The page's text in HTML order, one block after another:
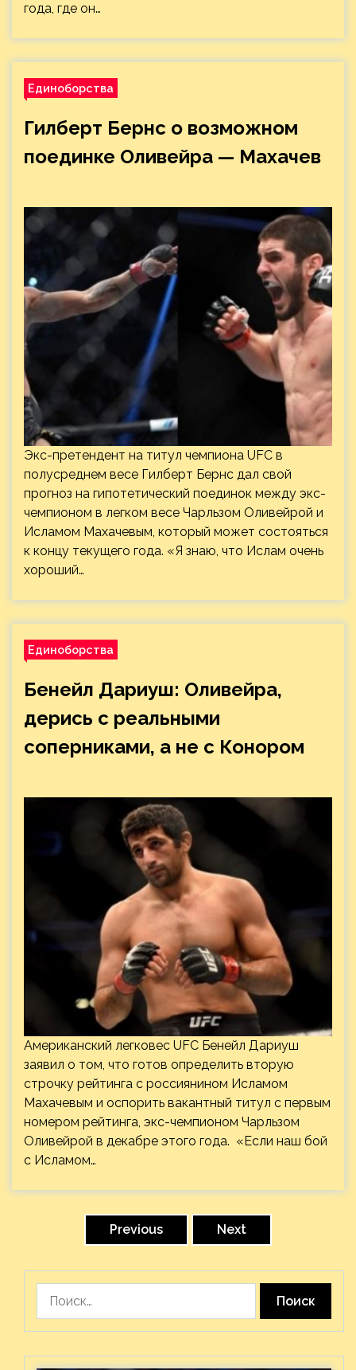
года, где он…
Единоборства
Гилберт Бернс о возможном
поединке Оливейра — Махачев
Экс-претендент на титул чемпиона UFC в
полусреднем весе Гилберт Бернс дал свой
прогноз на гипотетический поединок между экс-
чемпионом в легком весе Чарльзом Оливейрой и
Исламом Махачевым, который может состояться
к концу текущего года. «Я знаю, что Ислам очень
хороший…
Единоборства
Бенейл Дариуш: Оливейра,
дерись с реальными
соперниками, а не с Конором
Американский легковес UFC Бенейл Дариуш
заявил о том, что готов определить вторую
строчку рейтинга с россиянином Исламом
Махачевым и оспорить вакантный титул с первым
номером рейтинга, экс-чемпионом Чарльзом
Оливейрой в декабре этого года. «Если наш бой
с Исламом…
Previous Next